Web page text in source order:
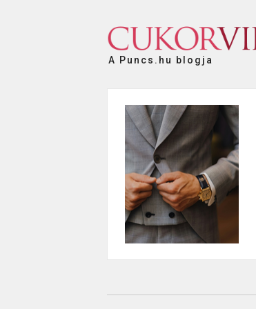
A Puncs.hu blogja